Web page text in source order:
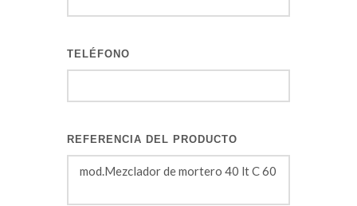
TELÉFONO
REFERENCIA DEL PRODUCTO